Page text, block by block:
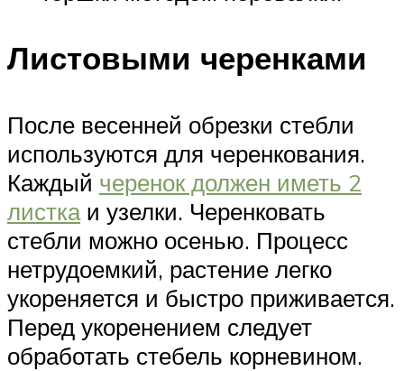
Листовыми черенками
После весенней обрезки стебли
используются для черенкования.
Каждый черенок должен иметь 2
листкаи узелки. Черенковать
стебли можно осенью. Процесс
нетрудоемкий, растение легко
укореняется и быстро приживается.
Перед укоренением следует
обработать стебель корневином.